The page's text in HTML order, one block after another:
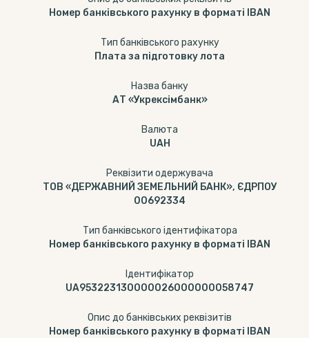
Номер банківського рахунку в форматі IBAN
Тип банкiвського рахунку
Плата за підготовку лота
Назва банку
АТ «Укрексімбанк»
Валюта
UAH
Реквізити одержувача
ТОВ «ДЕРЖАВНИЙ ЗЕМЕЛЬНИЙ БАНК», ЄДРПОУ
00692334
Тип банківського ідентифікатора
Номер банківського рахунку в форматі IBAN
Ідентифікатор
UA953223130000026000000058747
Опис до банківських реквізитів
Номер банківського рахунку в форматі IBAN